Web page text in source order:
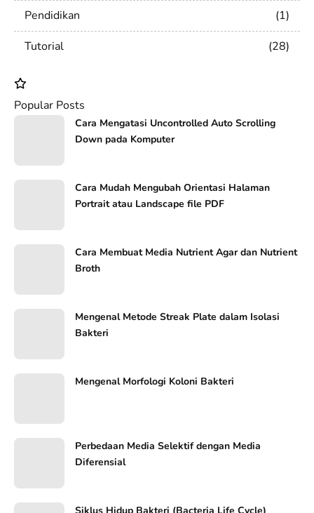
Pendidikan
1
Tutorial
28
Popular Posts
Cara Mengatasi Uncontrolled Auto Scrolling
Down pada Komputer
Cara Mudah Mengubah Orientasi Halaman
Portrait atau Landscape file PDF
Cara Membuat Media Nutrient Agar dan Nutrient
Broth
Mengenal Metode Streak Plate dalam Isolasi
Bakteri
Mengenal Morfologi Koloni Bakteri
Perbedaan Media Selektif dengan Media
Diferensial